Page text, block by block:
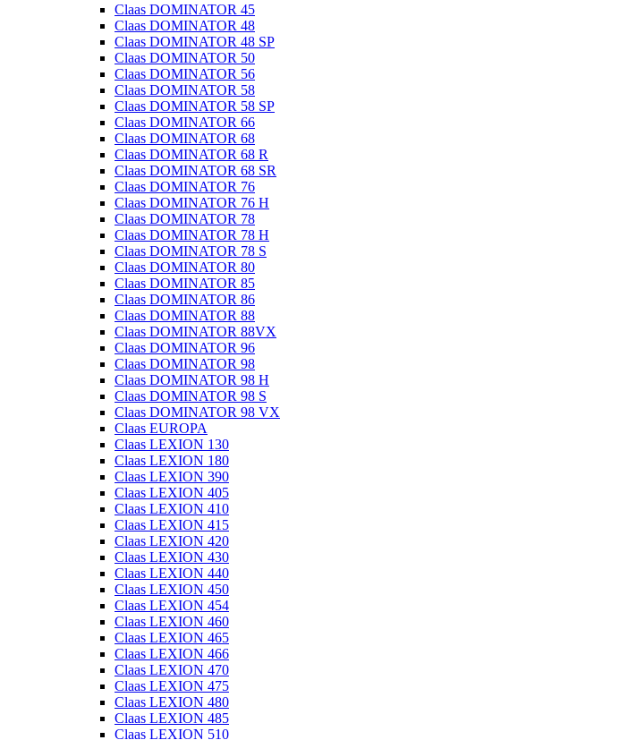
Claas DOMINATOR 45
Claas DOMINATOR 48
Claas DOMINATOR 48 SP
Claas DOMINATOR 50
Claas DOMINATOR 56
Claas DOMINATOR 58
Claas DOMINATOR 58 SP
Claas DOMINATOR 66
Claas DOMINATOR 68
Claas DOMINATOR 68 R
Claas DOMINATOR 68 SR
Claas DOMINATOR 76
Claas DOMINATOR 76 H
Claas DOMINATOR 78
Claas DOMINATOR 78 H
Claas DOMINATOR 78 S
Claas DOMINATOR 80
Claas DOMINATOR 85
Claas DOMINATOR 86
Claas DOMINATOR 88
Claas DOMINATOR 88VX
Claas DOMINATOR 96
Claas DOMINATOR 98
Claas DOMINATOR 98 H
Claas DOMINATOR 98 S
Claas DOMINATOR 98 VX
Claas EUROPA
Claas LEXION 130
Claas LEXION 180
Claas LEXION 390
Claas LEXION 405
Claas LEXION 410
Claas LEXION 415
Claas LEXION 420
Claas LEXION 430
Claas LEXION 440
Claas LEXION 450
Claas LEXION 454
Claas LEXION 460
Claas LEXION 465
Claas LEXION 466
Claas LEXION 470
Claas LEXION 475
Claas LEXION 480
Claas LEXION 485
Claas LEXION 510